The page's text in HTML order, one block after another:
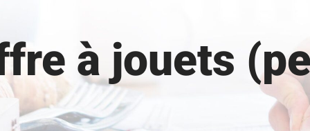
à jouets